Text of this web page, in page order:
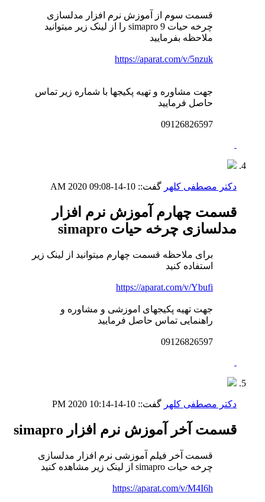
قسمت سوم از آموزش نرم افزار مدلسازی
چرخه حیات simapro 9 را از لینک زیر میتوانید
ملاحظه بفرمایید
https://aparat.com/v/5nzuk
جهت مشاوره و تهیه پکیجها با شماره زیر تماس
حاصل فرمایید
09126826597
دکتر مصطفی کلهر گفت:: 10-14-2020
09:08 AM
قسمت چهارم آموزش نرم افزار
مدلسازی چرخه حیات simapro
برای ملاحظه قسمت چهارم میتوانید از لینک زیر
استفاده کنید
https://aparat.com/v/Ybufi
جهت تهیه پکیجهای اموزشی و مشاوره و
راهنمایی تماس حاصل فرمایید
09126826597
دکتر مصطفی کلهر گفت:: 10-14-2020
10:14 PM
قسمت آخر آموزش نرم افزار simapro
قسمت آخر فیلم آموزشی نرم افزار مدلسازی
چرخه حیات simapro از لینک زیر مشاهده کنید
https://aparat.com/v/M4I6h